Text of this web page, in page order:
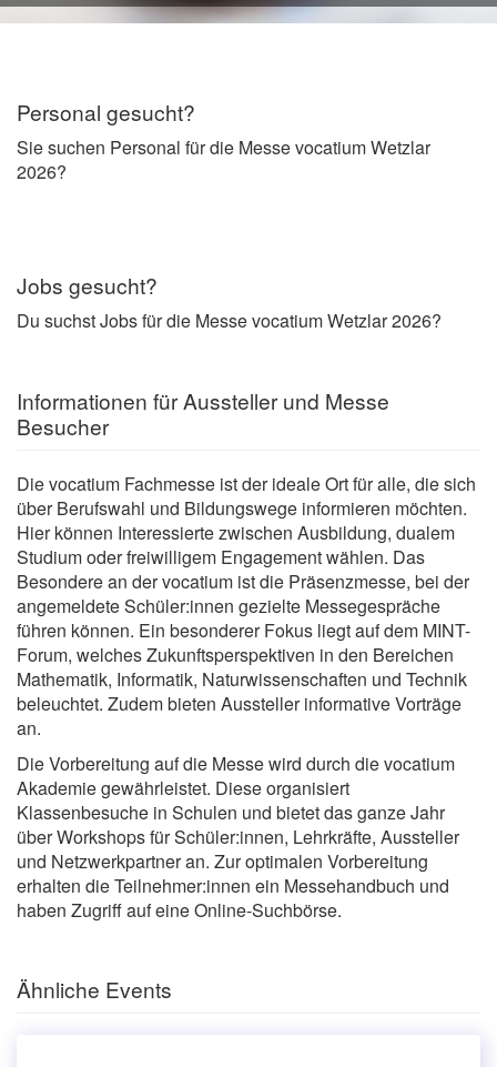
Personal gesucht?
Sie suchen Personal für die Messe vocatium Wetzlar
2026?
Jobs gesucht?
Du suchst Jobs für die Messe vocatium Wetzlar 2026?
Informationen für Aussteller und Messe
Besucher
Die vocatium Fachmesse ist der ideale Ort für alle, die sich
über Berufswahl und Bildungswege informieren möchten.
Hier können Interessierte zwischen Ausbildung, dualem
Studium oder freiwilligem Engagement wählen. Das
Besondere an der vocatium ist die Präsenzmesse, bei der
angemeldete Schüler:innen gezielte Messegespräche
führen können. Ein besonderer Fokus liegt auf dem MINT-
Forum, welches Zukunftsperspektiven in den Bereichen
Mathematik, Informatik, Naturwissenschaften und Technik
beleuchtet. Zudem bieten Aussteller informative Vorträge
an.
Die Vorbereitung auf die Messe wird durch die vocatium
Akademie gewährleistet. Diese organisiert
Klassenbesuche in Schulen und bietet das ganze Jahr
über Workshops für Schüler:innen, Lehrkräfte, Aussteller
und Netzwerkpartner an. Zur optimalen Vorbereitung
erhalten die Teilnehmer:innen ein Messehandbuch und
haben Zugriff auf eine Online-Suchbörse.
Ähnliche Events